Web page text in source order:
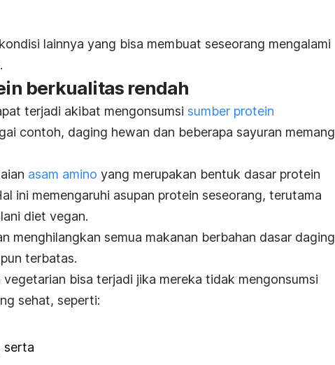
lainnya yang bisa membuat seseorang mengalami
berkualitas rendah
terjadi akibat mengonsumsi sumber protein
contoh, daging hewan dan beberapa sayuran memang
asam amino yang merupakan bentuk dasar protein
ini memengaruhi asupan protein seseorang, terutama
diet vegan.
menghilangkan semua makanan berbahan dasar daging
terbatas.
vegetarian bisa terjadi jika mereka tidak mengonsumsi
sehat, seperti:
serta